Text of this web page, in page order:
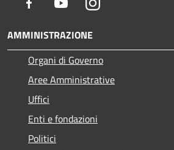
AMMINISTRAZIONE
Organi di Governo
Aree Amministrative
Uffici
Enti e fondazioni
Politici